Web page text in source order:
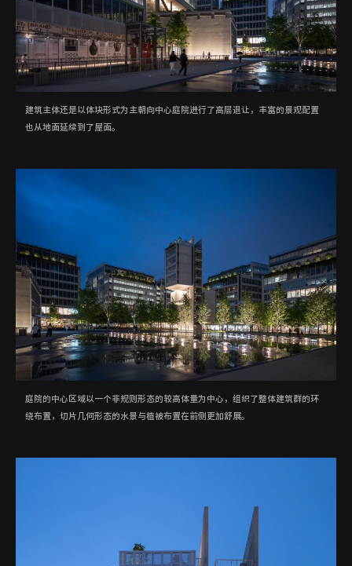
建筑主体还是以体块形式为主朝向中心庭院进行了高层退让，丰富的景观配置
也从地面延续到了屋面。
庭院的中心区域以一个非规则形态的较高体量为中心，组织了整体建筑群的环
绕布置，切片几何形态的水景与植被布置在前侧更加舒展。